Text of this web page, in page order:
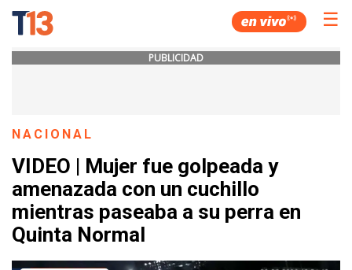
☰
PUBLICIDAD
NACIONAL
VIDEO | Mujer fue golpeada y
amenazada con un cuchillo
mientras paseaba a su perra en
Quinta Normal